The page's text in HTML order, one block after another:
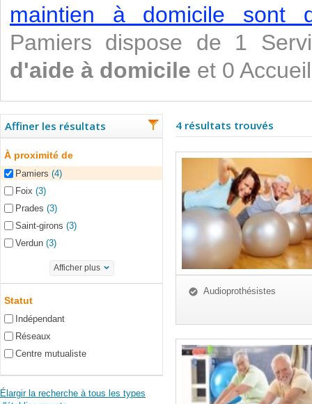
maintien à domicile sont
Pamiers dispose de 1
d'aide à domicile et 0
Affiner les résultats
À proximité de
Pamiers (4)
Foix (3)
Prades (3)
Saint-girons (3)
Verdun (3)
Afficher plus
Statut
Indépendant
Réseaux
Centre mutualiste
Élargir la recherche à tous les types
4 résultats trouvés
Audioprothésistes